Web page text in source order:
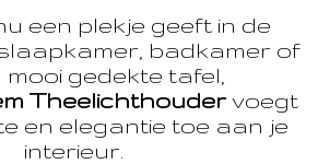
een plekje geeft in de
badkamer of
mooi gedekte tafel,
Theelichthoudervoegt
en elegantie toe aan je
interieur.